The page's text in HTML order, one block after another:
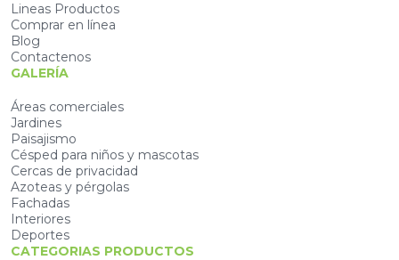
Lineas Productos
Comprar en línea
Blog
Contactenos
GALERÍA
Áreas comerciales
Jardines
Paisajismo
Césped para niños y mascotas
Cercas de privacidad
Azoteas y pérgolas
Fachadas
Interiores
Deportes
CATEGORIAS PRODUCTOS